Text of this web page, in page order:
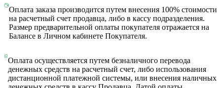
Оплата заказа производится путем внесения 100% стоимости
на расчетный счет продавца, либо в кассу подразделения.
Размер предварительной оплаты покупателя отражается на
Балансе в Личном кабинете Покупателя.
Оплата осуществляется путем безналичного перевода
денежных средств на расчетный счет, либо использования
дистанционной платежной системы, или внесения наличных